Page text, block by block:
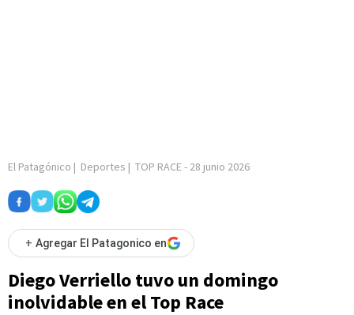
El Patagónico | Deportes | TOP RACE- 28 junio 2026
+ Agregar El Patagonico en
Diego Verriello tuvo un domingo
inolvidable en el Top Race